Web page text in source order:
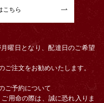
こちら
曜日となり、配達日のご希望
注文をお勧めいたします。
ご予約について
用命の際は、誠に恐れ入りま